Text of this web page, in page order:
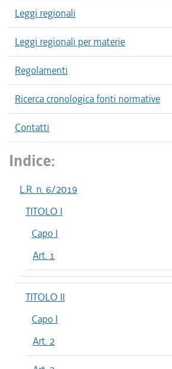
Leggi regionali
Leggi regionali per materie
Regolamenti
Ricerca cronologica fonti normative
Contatti
Indice:
L.R. n. 6/2019
TITOLO I
Capo I
Art. 1
TITOLO II
Capo I
Art. 2